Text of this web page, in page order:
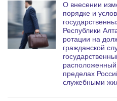
О внесении
порядке и
Республики
ротации на
гражданской
расположенный
пределах
служебными